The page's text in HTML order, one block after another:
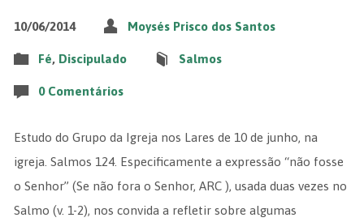
10/06/2014 Moysés Prisco dos Santos
Fé, Discipulado Salmos
0 Comentários
Estudo do Grupo da Igreja nos Lares de 10 de junho, na
igreja. Salmos 124. Especificamente a expressão “não fosse
o Senhor” (Se não fora o Senhor, ARC ), usada duas vezes no
Salmo (v. 1-2), nos convida a refletir sobre algumas